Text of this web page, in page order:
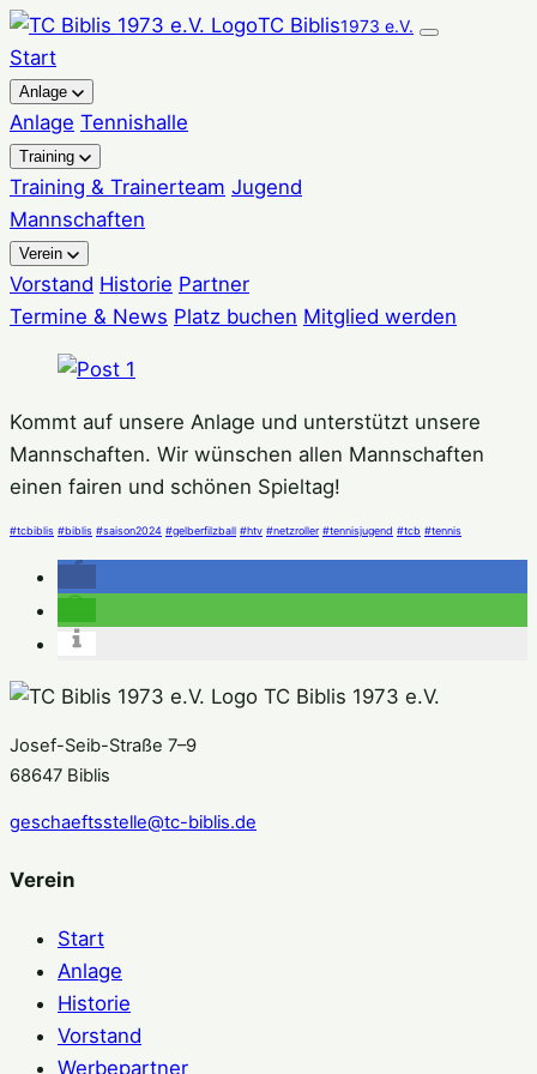
Zum
Inhalt
springen
TC Biblis1973 e.V.
Start
Anlage
Anlage Tennishalle
Training
Training & Trainerteam Jugend
Mannschaften
Verein
Vorstand Historie Partner
Termine & News Platz buchen Mitglied werden
Kommt auf unsere Anlage und unterstützt unsere
Mannschaften. Wir wünschen allen Mannschaften
einen fairen und schönen Spieltag!
#tcbiblis #biblis #saison2024 #gelberfilzball #htv #netzroller #tennisjugend #tcb #tennis
TC Biblis 1973 e.V.
Josef-Seib-Straße 7–9
68647 Biblis
geschaeftsstelle@tc-biblis.de
Verein
Start
Anlage
Historie
Vorstand
Werbepartner